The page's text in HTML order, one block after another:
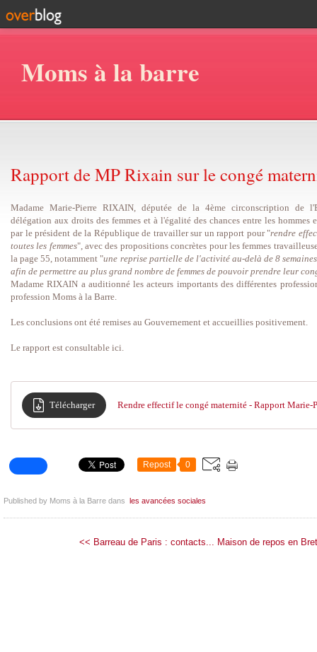
Moms à la barre
Rapport de MP Rixain sur le congé
Madame Marie-Pierre RIXAIN, députée de la 4ème circonscription de
délégation aux droits des femmes et à l'égalité des chances entre les hommes
par le président de la République de travailler sur un rapport pour "rendre
toutes les femmes", avec des propositions concrètes pour les femmes
la page 55, notamment "une reprise partielle de l'activité au-delà de 8
afin de permettre au plus grand nombre de femmes de pouvoir prendre leur
Madame RIXAIN a auditionné les acteurs importants des différentes
profession Moms à la Barre.
Les conclusions ont été remises au Gouvernement et accueillies positivement.
Le rapport est consultable ici.
Télécharger Rendre effectif le congé maternité - Rapport Marie-
Repost 0
Published by Moms à la Barre dans les avancées sociales
<< Barreau de Paris : contacts... Maison de repos en